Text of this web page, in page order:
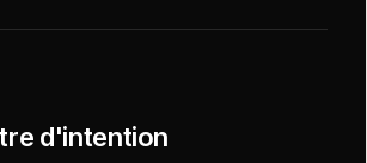
d'intention